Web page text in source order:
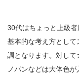
30代はちょっと上級者
基本的な考え方とし
調となります。対し
ノパンなどは大体色が